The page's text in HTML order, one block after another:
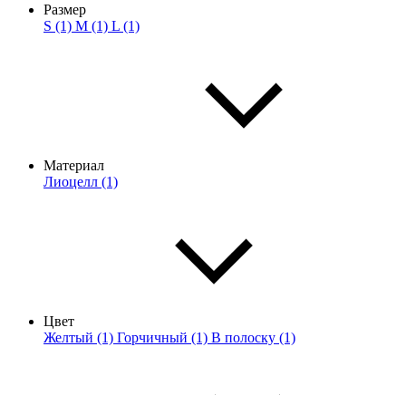
Размер
S (1) M (1) L (1)
Материал
Лиоцелл (1)
Цвет
Желтый (1) Горчичный (1) В полоску (1)